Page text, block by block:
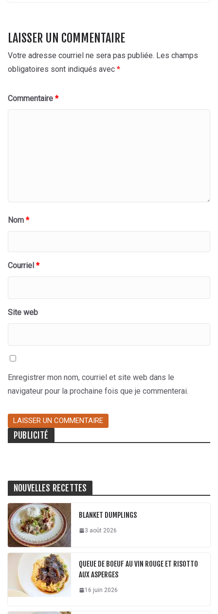
LAISSER UN COMMENTAIRE
Votre adresse courriel ne sera pas publiée. Les champs
obligatoires sont indiqués avec *
Commentaire *
Nom *
Courriel *
Site web
Enregistrer mon nom, courriel et site web dans le
navigateur pour la prochaine fois que je commenterai.
PUBLICITÉ
NOUVELLES RECETTES
BLANKET DUMPLINGS
3 août 2026
QUEUE DE BOEUF AU VIN ROUGE ET RISOTTO
AUX ASPERGES
16 juin 2026